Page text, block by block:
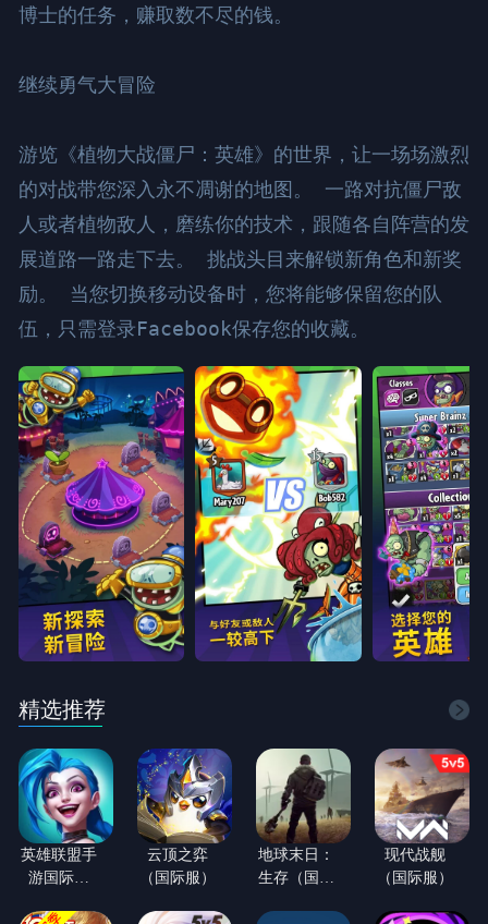
博士的任务，赚取数不尽的钱。
继续勇气大冒险
游览《植物大战僵尸：英雄》的世界，让一场场激烈
的对战带您深入永不凋谢的地图。 一路对抗僵尸敌
人或者植物敌人，磨练你的技术，跟随各自阵营的发
展道路一路走下去。 挑战头目来解锁新角色和新奖
励。 当您切换移动设备时，您将能够保留您的队
伍，只需登录Facebook保存您的收藏。
精选推荐
英雄联盟手
游国际服
云顶之弈
（国际服）
地球末日：
生存（国际
现代战舰
（国际服）